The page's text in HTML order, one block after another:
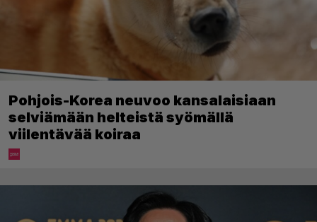
Pohjois-Korea neuvoo kansalaisiaan
selviämään helteistä syömällä
viilentävää koiraa